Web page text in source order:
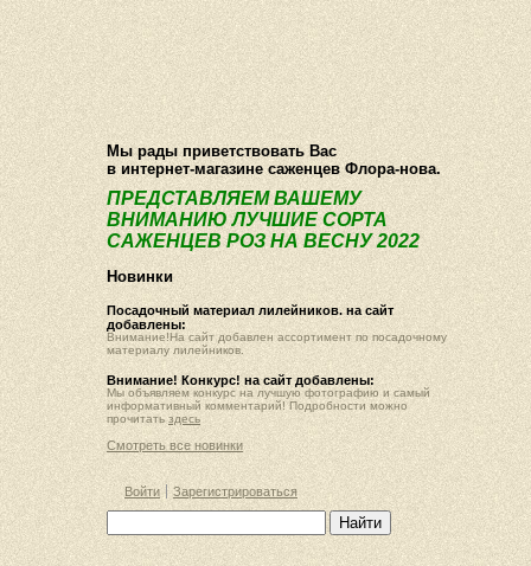
О компании Как купить Фотогалерея Статьи Опт
Мы рады приветствовать Вас
в интернет-магазине саженцев Флора-нова.
ПРЕДСТАВЛЯЕМ ВАШЕМУ
ВНИМАНИЮ ЛУЧШИЕ СОРТА
САЖЕНЦЕВ РОЗ НА ВЕСНУ 2022
Новинки
Посадочный материал лилейников. на сайт
добавлены:
Внимание!На сайт добавлен ассортимент по посадочному
материалу лилейников.
Внимание! Конкурс! на сайт добавлены:
Мы объявляем конкурс на лучшую фотографию и самый
информативный комментарий! Подробности можно
прочитать здесь
Смотреть все новинки
Войти Зарегистрироваться